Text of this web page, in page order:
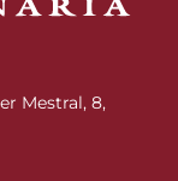
Mestral, 8,